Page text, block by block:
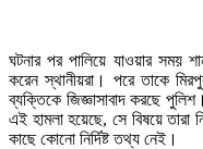
ঘটনার পর পালিয়ে যাওয়ার
করেন স্থানীয়রা। পরে তাকে
ব্যক্তিকে জিজ্ঞাসাবাদ করছে
এই হামলা হয়েছে, সে বিষয়ে তারা
কাছে কোনো নির্দিষ্ট তথ্য নেই।